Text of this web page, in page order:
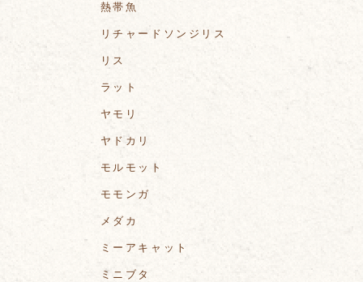
熱帯魚
リチャードソンジリス
リス
ラット
ヤモリ
ヤドカリ
モルモット
モモンガ
メダカ
ミーアキャット
ミニブタ